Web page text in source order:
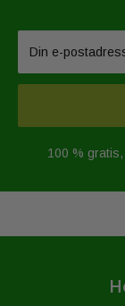
Din e-
100 %